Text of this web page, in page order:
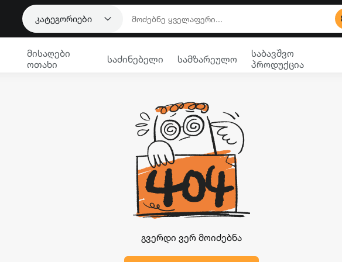
კატეგორიები
მისაღები
ოთახი
საძინებელი სამზარეულო
საბავშვო
პროდუქცია
გვერდი ვერ მოიძებნა